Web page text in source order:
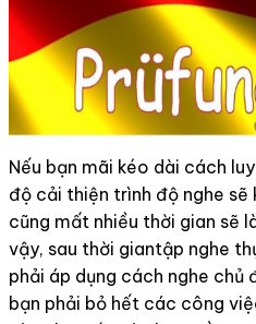
Nếu bạn mãi kéo dài cách
độ cải thiện trình độ nghe sẽ
cũng mất nhiều thời gian sẽ
vậy, sau thời giantập nghe
phải áp dụng cách nghe chủ
bạn phải bỏ hết các công